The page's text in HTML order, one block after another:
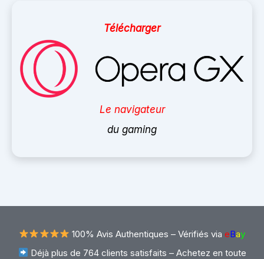
Télécharger
Le navigateur
du gaming
100% Avis Authentiques – Vérifiés via eBay
Déjà plus de 764 clients satisfaits – Achetez en toute